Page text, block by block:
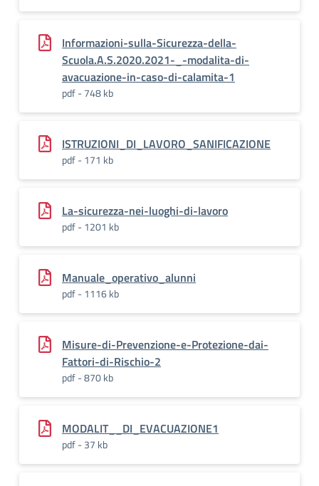
Informazioni-sulla-Sicurezza-della-
Scuola.A.S.2020.2021-_-modalita-di-
avacuazione-in-caso-di-calamita-1
pdf - 748 kb
ISTRUZIONI_DI_LAVORO_SANIFICAZIONE
pdf - 171 kb
La-sicurezza-nei-luoghi-di-lavoro
pdf - 1201 kb
Manuale_operativo_alunni
pdf - 1116 kb
Misure-di-Prevenzione-e-Protezione-dai-
Fattori-di-Rischio-2
pdf - 870 kb
MODALIT__DI_EVACUAZIONE1
pdf - 37 kb